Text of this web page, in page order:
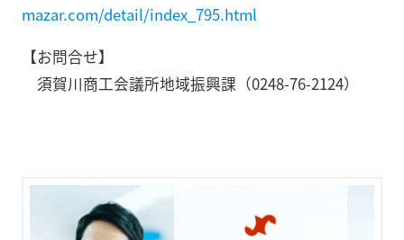
mazar.com/detail/index_795.html
【お問合せ】
須賀川商工会議所地域振興課（0248-76-2124）